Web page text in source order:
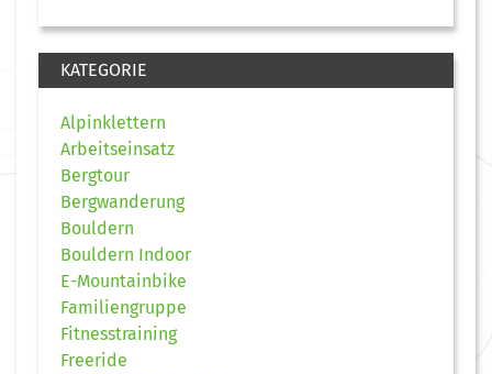
KATEGORIE
Alpinklettern
Arbeitseinsatz
Bergtour
Bergwanderung
Bouldern
Bouldern Indoor
E-Mountainbike
Familiengruppe
Fitnesstraining
Freeride